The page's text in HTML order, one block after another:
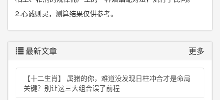
2.心诚则灵，测算结果仅供参考。
最新文章 更多
【十二生肖】 属猪的你，难道没发现日柱冲合才是命局
关键？别让这三大组合误了前程